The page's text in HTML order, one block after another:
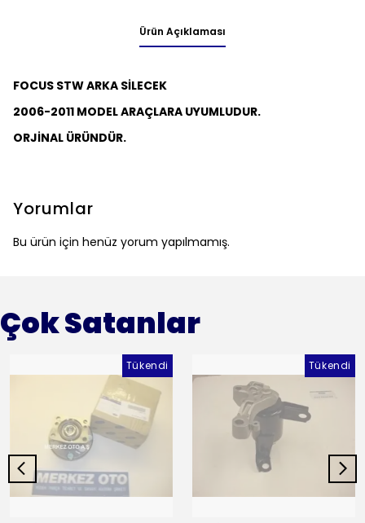
Ürün Açıklaması
FOCUS STW ARKA SİLECEK
2006-2011 MODEL ARAÇLARA UYUMLUDUR.
ORJİNAL ÜRÜNDÜR.
Yorumlar
Bu ürün için henüz yorum yapılmamış.
Çok Satanlar
Tükendi Tükendi